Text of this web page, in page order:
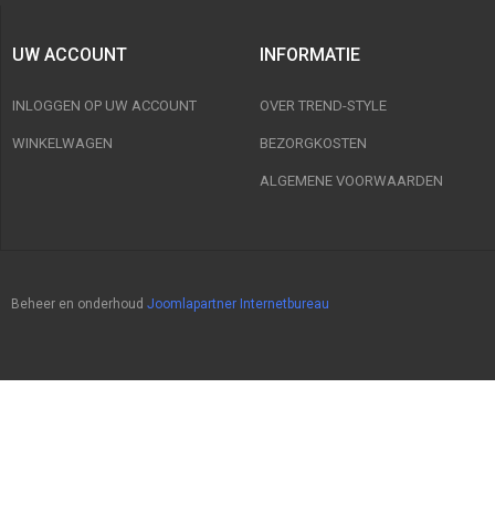
UW ACCOUNT
INLOGGEN OP UW ACCOUNT
WINKELWAGEN
INFORMATIE
OVER TREND-STYLE
BEZORGKOSTEN
ALGEMENE VOORWAARDEN
Beheer en onderhoud Joomlapartner Internetbureau